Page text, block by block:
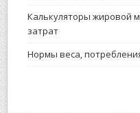
Калькуляторы жировой
затрат
Нормы веса,